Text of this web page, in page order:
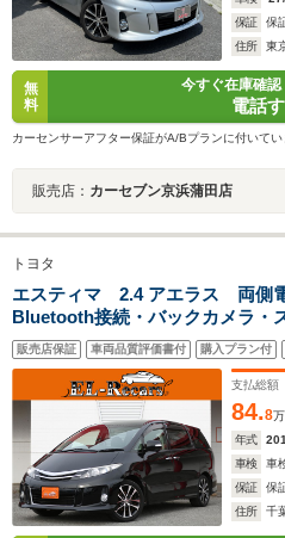
保証
保
住所
東
無
料
今すぐ在庫確
電話
カーセンサーアフター保証がA/Bプランに付いてい
販売店： カーセブン京浜蒲田店
トヨタ
エスティマ 2.4 アエラス 両側
Bluetooth接続・バックカメラ・
スタート・オートA/C・フルセグ
外革調シートカバー・ETC・純正
販売店保証 車両品質評価書付 購入プラン付
支払総額
84.8
年式
車検
車
保証
保
住所
千